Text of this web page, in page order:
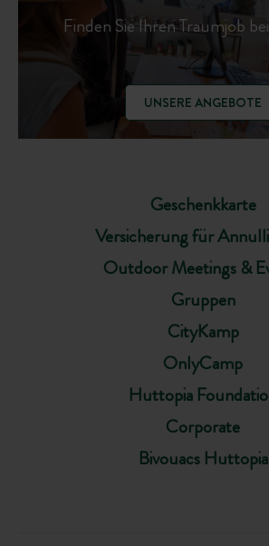
Geschenkkarte
Versicherung für
Outdoor Meetings &
Gruppen
CityKamp
OnlyCamp
Huttopia
Corporate
Bivouacs Huttopia
Finden Sie Ihren Traumjob
UNSERE ANGEBOTE